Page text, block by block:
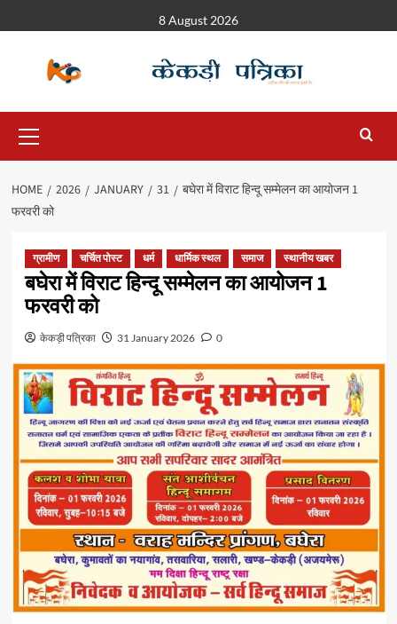
8 August 2026
HOME 2026 JANUARY 31
बघेरा में विराट हिन्दू सम्मेलन का आयोजन 1
फरवरी को
ग्रामीण चर्चित पोस्ट धर्म धार्मिक स्थल समाज स्थानीय खबर
बघेरा में विराट हिन्दू सम्मेलन का आयोजन 1
फरवरी को
केकड़ी पत्रिका 31 January 2026 0